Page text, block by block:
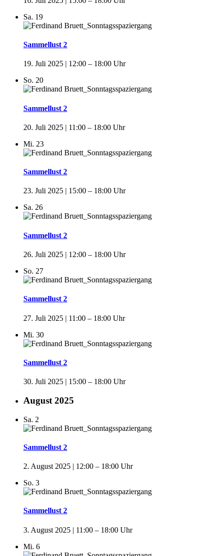
Sa. 19
Sammellust 2
19. Juli 2025 | 12:00 – 18:00
So. 20
Sammellust 2
20. Juli 2025 | 11:00 – 18:00
Mi. 23
Sammellust 2
23. Juli 2025 | 15:00 – 18:00
Sa. 26
Sammellust 2
26. Juli 2025 | 12:00 – 18:00
So. 27
Sammellust 2
27. Juli 2025 | 11:00 – 18:00
Mi. 30
Sammellust 2
30. Juli 2025 | 15:00 – 18:00
August 2025
Sa. 2
Sammellust 2
2. August 2025 | 12:00 – 18:00
So. 3
Sammellust 2
3. August 2025 | 11:00 – 18:00
Mi. 6